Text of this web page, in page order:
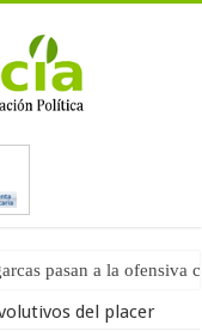
pasan a la ofensiva
del placer